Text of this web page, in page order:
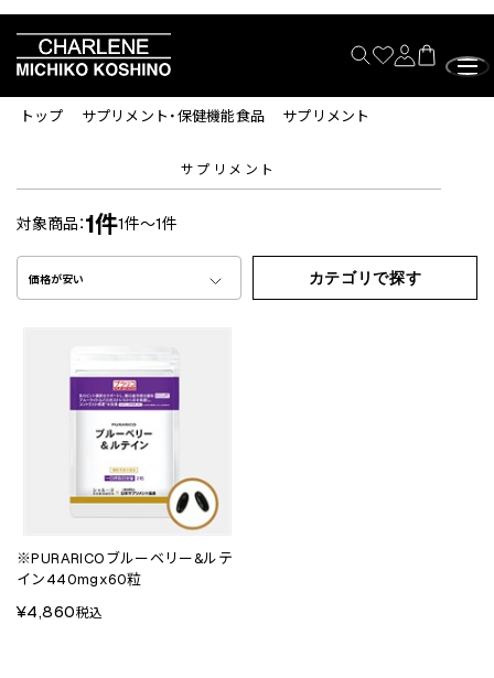
トップ サプリメント・保健機能食品 サプリメント
サプリメント
対象商品：1件1件～1件
価格が安い カテゴリで探す
※PURARICOブルーベリー&ルテ
イン440mgx60粒
¥4,860税込